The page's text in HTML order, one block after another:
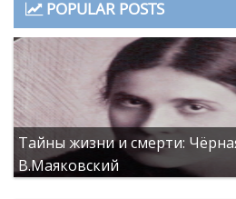
POPULAR POSTS
Тайны жизни и смерти:
В.Маяковский